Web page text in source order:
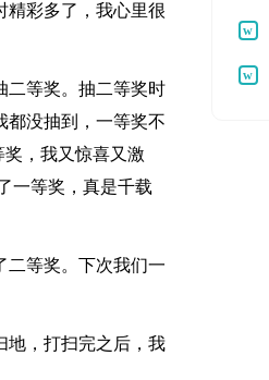
精彩多了，我心里很
二等奖。抽二等奖时
都没抽到，一等奖不
奖，我又惊喜又激
一等奖，真是千载
二等奖。下次我们一
地，打扫完之后，我